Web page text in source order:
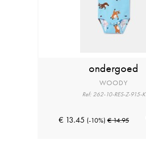
ondergoed
WOODY
Ref: 262-10-RES-Z-915-K
€ 13.45 (-10%) € 14.95